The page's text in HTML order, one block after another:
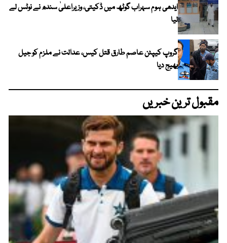
ایدھی ہوم سہراب گوٹھ میں ڈکیتی، وزیراعلیٰ سندھ نے نوٹس لے
لیا
گروپ کیپٹن عاصم طارق قتل کیس، عدالت نے ملزم کو جیل
بھیج دیا
مقبول ترین خبریں